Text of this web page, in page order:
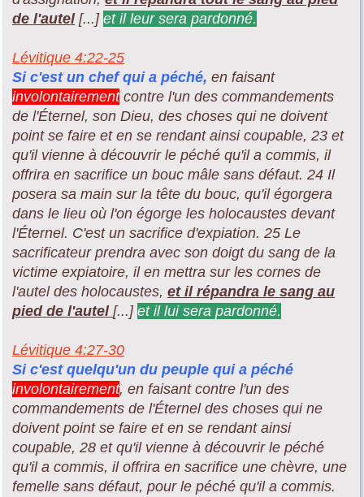
de l'autel[...] et il leur sera pardonné.
Lévitique 4:22-25
Si c'est un chef qui a péché, en faisant
involontairement contre l'un des commandements
de l'Éternel, son Dieu, des choses qui ne doivent
point se faire et en se rendant ainsi coupable, 23 et
qu'il vienne à découvrir le péché qu'il a commis, il
offrira en sacrifice un bouc mâle sans défaut. 24 Il
posera sa main sur la tête du bouc, qu'il égorgera
dans le lieu où l'on égorge les holocaustes devant
l'Éternel. C'est un sacrifice d'expiation. 25 Le
sacrificateur prendra avec son doigt du sang de la
victime expiatoire, il en mettra sur les cornes de
l'autel des holocaustes, et il répandra le sang au
pied de l'autel [...] et il lui sera pardonné.
Lévitique 4:27-30
Si c'est quelqu'un du peuple qui a péché
involontairement, en faisant contre l'un des
commandements de l'Éternel des choses qui ne
doivent point se faire et en se rendant ainsi
coupable, 28 et qu'il vienne à découvrir le péché
qu'il a commis, il offrira en sacrifice une chèvre, une
femelle sans défaut, pour le péché qu'il a commis.